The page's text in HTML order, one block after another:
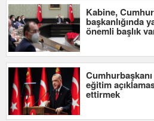
Kabine,
başkanlığında
önemli başlık
eğitim
ettirmek